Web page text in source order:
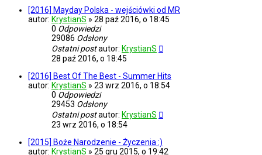
[2016] Mayday Polska - wejściówki od MR
autor: KrystianS » 28 paź 2016, o 18:45
0 Odpowiedzi
29086 Odsłony
Ostatni postautor: KrystianS
28 paź 2016, o 18:45
[2016] Best Of The Best - Summer Hits
autor: KrystianS » 23 wrz 2016, o 18:54
0 Odpowiedzi
29453 Odsłony
Ostatni postautor: KrystianS
23 wrz 2016, o 18:54
[2015] Boże Narodzenie - Życzenia :)
autor: KrystianS » 25 gru 2015, o 19:42